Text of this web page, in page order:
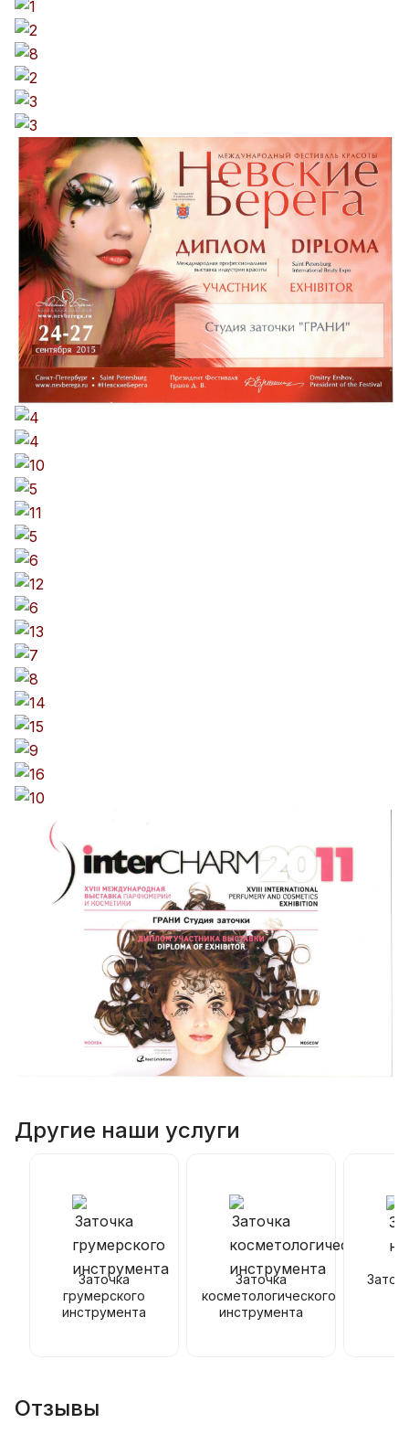
Другие наши услуги
Заточка
грумерского
инструмента
Заточка
косметологического
инструмента
Отзывы